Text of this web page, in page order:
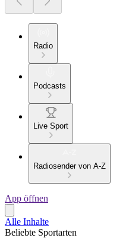
Radio
Podcasts
Live Sport
Radiosender von A-Z
App öffnen
Alle Inhalte
Beliebte Sportarten